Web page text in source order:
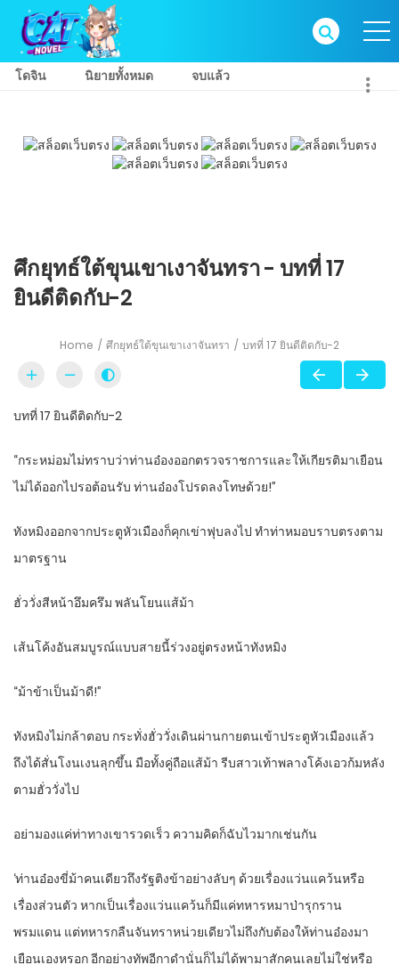
โดจิน นิยายทั้งหมด จบแล้ว
ศึกยุทธ์ใต้ขุนเขาเงาจันทรา - บทที่ 17
ยินดีติดกับ-2
Home ศึกยุทธ์ใต้ขุนเขาเงาจันทรา บทที่ 17 ยินดีติดกับ-2
บทที่ 17 ยินดีติดกับ-2
“กระหม่อมไม่ทราบว่าท่านอ๋องออกตรวจราชการและให้เกียรติมาเยือน
ไม่ได้ออกไปรอต้อนรับ ท่านอ๋องโปรดลงโทษด้วย!”
ทังหมิงออกจากประตูหัวเมืองก็คุกเข่าฟุบลงไป ทำท่าหมอบราบตรงตาม
มาตรฐาน
ฮั่ววั่งสีหน้าอึมครึม พลันโยนแส้ม้า
เส้นโค้งอันสมบูรณ์แบบสายนี้ร่วงอยู่ตรงหน้าทังหมิง
“ม้าข้าเป็นม้าดี!”
ทังหมิงไม่กล้าตอบ กระทั่งฮั่ววั่งเดินผ่านกายตนเข้าประตูหัวเมืองแล้ว
ถึงได้สั่นโงนเงนลุกขึ้น มือทั้งคู่ถือแส้ม้า รีบสาวเท้าพลางโค้งเอวก้มหลัง
ตามฮั่ววั่งไป
อย่ามองแค่ท่าทางเขารวดเร็ว ความคิดก็ฉับไวมากเช่นกัน
‘ท่านอ๋องขี่ม้าคนเดียวถึงรัฐติงข้าอย่างลับๆ ด้วยเรื่องแว่นแคว้นหรือ
เรื่องส่วนตัว หากเป็นเรื่องแว่นแคว้นก็มีแค่ทหารหมาป่ารุกราน
พรมแดน แต่ทหารกลืนจันทราหน่วยเดียวไม่ถึงกับต้องให้ท่านอ๋องมา
เยือนเองหรอก อีกอย่างทัพอีกาดำนั่นก็ไม่ได้พามาสักคนเลยไม่ใช่หรือ